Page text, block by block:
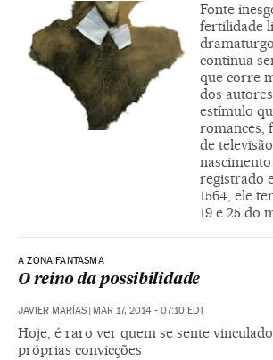
Fonte
fertilidade
continua
que corre
dos
estímulo
romances,
de
registrado
1564, ele
19 e 25 do
A ZONA FANTASMA
O reino da possibilidade
JAVIER MARÍAS MAR 17, 2014 - 07:10 EDT
Hoje, é raro ver quem se sente
próprias convicções